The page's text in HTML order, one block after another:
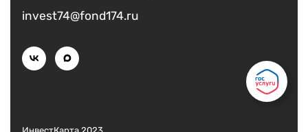
invest74@fond174.ru